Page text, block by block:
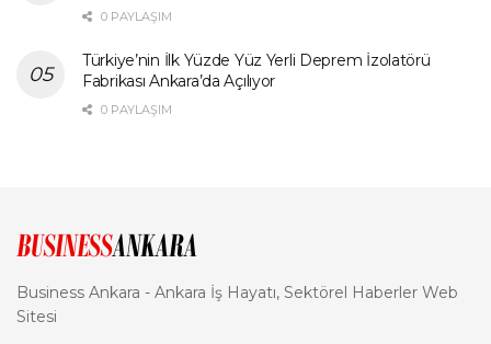
0 PAYLAŞIM
Türkiye’nin İlk Yüzde Yüz Yerli Deprem İzolatörü
Fabrikası Ankara’da Açılıyor
0 PAYLAŞIM
Business Ankara - Ankara İş Hayatı, Sektörel Haberler Web
Sitesi